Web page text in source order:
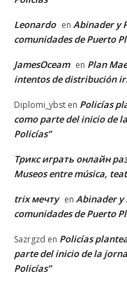
Leonardo en Abinader y
comunidades de Puerto
JamesOceam en Plan
intentos de distribución
Diplomi_ybst en Policías
como parte del inicio de
Policías”
Трикс играть онлайн
Museos entre música,
trix мечту en Abinader y
comunidades de Puerto
Sazrgzd en Policías
parte del inicio de la
Policías”